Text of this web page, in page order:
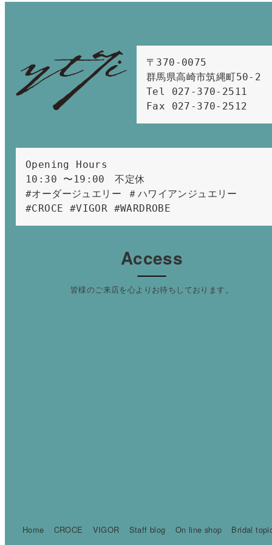
〒370-0075
群馬県高崎市筑縄町50-2
Tel 027-370-2511
Fax 027-370-2512
Opening Hours
10:30 〜19:00　不定休
#オーダージュエリー ＃ハワイアンジュエリー
#CROCE #VIGOR #WARDROBE
Access
皆様のご来店を心よりお待ちしております。
Home CROCE VIGOR Staff blog On line shop
Bridal